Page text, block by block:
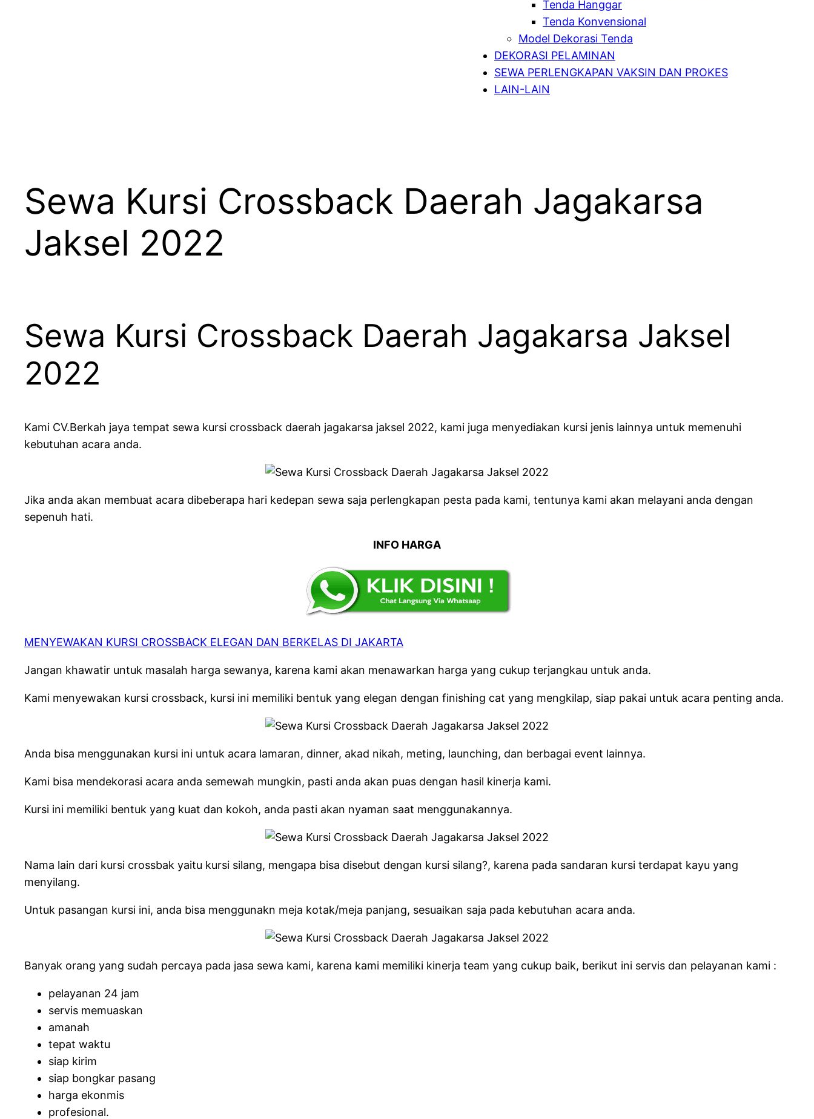
Tenda Hanggar
Tenda Konvensional
Model Dekorasi Tenda
DEKORASI PELAMINAN
SEWA PERLENGKAPAN VAKSIN DAN PROKES
LAIN-LAIN
Sewa Kursi Crossback Daerah Jagakarsa
Jaksel 2022
Sewa Kursi Crossback Daerah Jagakarsa Jaksel
2022
Kami CV.Berkah jaya tempat sewa kursi crossback daerah jagakarsa jaksel 2022, kami juga menyediakan kursi jenis lainnya untuk memenuhi
kebutuhan acara anda.
Jika anda akan membuat acara dibeberapa hari kedepan sewa saja perlengkapan pesta pada kami, tentunya kami akan melayani anda dengan
sepenuh hati.
INFO HARGA
MENYEWAKAN KURSI CROSSBACK ELEGAN DAN BERKELAS DI JAKARTA
Jangan khawatir untuk masalah harga sewanya, karena kami akan menawarkan harga yang cukup terjangkau untuk anda.
Kami menyewakan kursi crossback, kursi ini memiliki bentuk yang elegan dengan finishing cat yang mengkilap, siap pakai untuk acara penting anda.
Anda bisa menggunakan kursi ini untuk acara lamaran, dinner, akad nikah, meting, launching, dan berbagai event lainnya.
Kami bisa mendekorasi acara anda semewah mungkin, pasti anda akan puas dengan hasil kinerja kami.
Kursi ini memiliki bentuk yang kuat dan kokoh, anda pasti akan nyaman saat menggunakannya.
Nama lain dari kursi crossbak yaitu kursi silang, mengapa bisa disebut dengan kursi silang?, karena pada sandaran kursi terdapat kayu yang
menyilang.
Untuk pasangan kursi ini, anda bisa menggunakn meja kotak/meja panjang, sesuaikan saja pada kebutuhan acara anda.
Banyak orang yang sudah percaya pada jasa sewa kami, karena kami memiliki kinerja team yang cukup baik, berikut ini servis dan pelayanan kami :
pelayanan 24 jam
servis memuaskan
amanah
tepat waktu
siap kirim
siap bongkar pasang
harga ekonmis
profesional.